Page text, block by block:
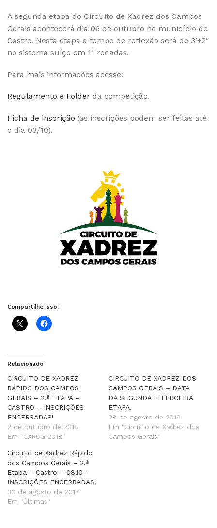
A segunda etapa do Circuito de Xadrez dos Campos
Gerais acontecerá dia 06 de outubro no município de
Castro. Nesta etapa a tempo de reflexão será de 3’+2″
no sistema suíço em 11 rodadas.
Para mais informações acesse:
Regulamento e Folder da competição.
Ficha de inscrição (as inscrições podem ser feitas até
o dia 03/10).
Compartilhe isso:
Relacionado
CIRCUITO DE XADREZ
RÁPIDO DOS CAMPOS
GERAIS – 2.ª ETAPA –
CASTRO – INSCRIÇÕES
ENCERRADAS!
2 de outubro de 2018
Em "CXRCG 2018"
CIRCUITO DE XADREZ DOS
CAMPOS GERAIS – DATA
DA SEGUNDA E TERCEIRA
ETAPA.
28 de agosto de 2019
Em "Circuito de Xadrez dos
Campos Gerais"
Circuito de Xadrez Rápido
dos Campos Gerais – 2.ª
Etapa – Castro – 08.10 –
INSCRIÇÕES ENCERRADAS!
30 de agosto de 2017
Em "Últimas"